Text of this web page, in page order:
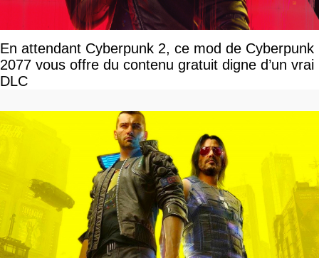
En attendant Cyberpunk 2, ce mod de Cyberpunk
2077 vous offre du contenu gratuit digne d’un vrai
DLC